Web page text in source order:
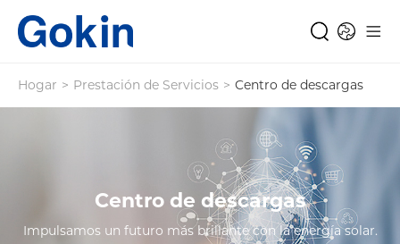
Hogar > Prestación de Servicios > Centro de descargas
Centro de descargas
Impulsamos un futuro más brillante con la energía solar.